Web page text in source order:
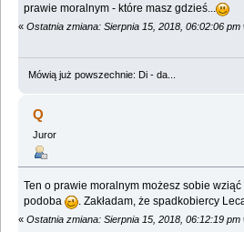
prawie moralnym - które masz gdzieś...
« Ostatnia zmiana: Sierpnia 15, 2018, 06:02:06 pm
Mówią już powszechnie: Di - da...
Q
Juror
Ten o prawie moralnym możesz sobie
podoba
. Zakładam, że spadkobiercy
« Ostatnia zmiana: Sierpnia 15, 2018, 06:12:19 pm